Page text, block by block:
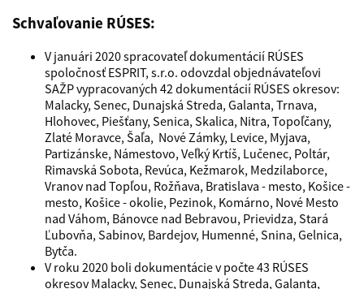
Schvaľovanie RÚSES:
V januári 2020 spracovateľ dokumentácií RÚSES
spoločnosť ESPRIT, s.r.o. odovzdal objednávateľovi
SAŽP vypracovaných 42 dokumentácií RÚSES okresov:
Malacky, Senec, Dunajská Streda, Galanta, Trnava,
Hlohovec, Piešťany, Senica, Skalica, Nitra, Topoľčany,
Zlaté Moravce, Šaľa, Nové Zámky, Levice, Myjava,
Partizánske, Námestovo, Veľký Krtíš, Lučenec, Poltár,
Rimavská Sobota, Revúca, Kežmarok, Medzilaborce,
Vranov nad Topľou, Rožňava, Bratislava - mesto, Košice -
mesto, Košice - okolie, Pezinok, Komárno, Nové Mesto
nad Váhom, Bánovce nad Bebravou, Prievidza, Stará
Ľubovňa, Sabinov, Bardejov, Humenné, Snina, Gelnica,
Bytča.
V roku 2020 boli dokumentácie v počte 43 RÚSES
okresov Malacky, Senec, Dunajská Streda, Galanta,